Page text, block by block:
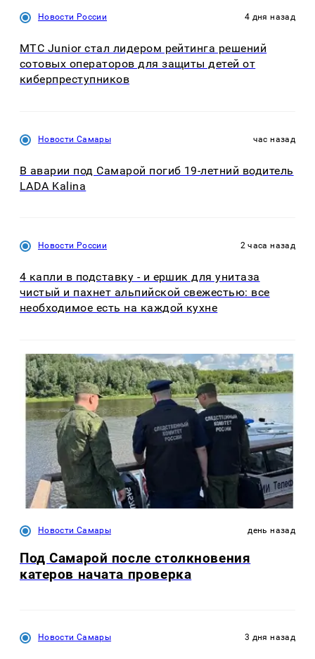
Новости России 4 дня назад
МТС Junior стал лидером рейтинга решений
сотовых операторов для защиты детей от
киберпреступников
Новости Самары час назад
В аварии под Самарой погиб 19-летний водитель
LADA Kalina
Новости России 2 часа назад
4 капли в подставку - и ершик для унитаза
чистый и пахнет альпийской свежестью: все
необходимое есть на каждой кухне
Новости Самары день назад
Под Самарой после столкновения
катеров начата проверка
Новости Самары 3 дня назад